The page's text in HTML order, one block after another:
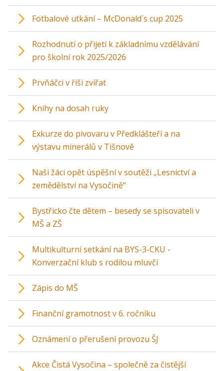
Fotbalové utkání – McDonald´s cup 2025
Rozhodnutí o přijetí k základnímu vzdělávání
pro školní rok 2025/2026
Prvňáčci v říši zvířat
Knihy na dosah ruky
Exkurze do pivovaru v Předklášteří a na
výstavu minerálů v Tišnově
Naši žáci opět úspěšní v soutěži „Lesnictví a
zemědělství na Vysočině“
Bystřicko čte dětem – besedy se spisovateli v
MŠ a ZŠ
Multikulturní setkání na BYS-3-CKU -
Konverzační klub s rodilou mluvčí
Zápis do MŠ
Finanční gramotnost v 6. ročníku
Oznámení o přerušení provozu ŠJ
Akce Čistá Vysočina – společně za čistější